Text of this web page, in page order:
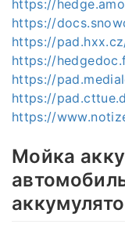
https://
https://
https://
https://
https://
https://
https://
Мойка